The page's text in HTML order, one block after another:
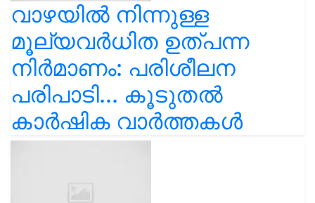
വാഴയിൽ നിന്നുള്ള
മൂല്യവർധിത ഉത്പന്ന
നിർമാണം: പരിശീലന
പരിപാടി... കൂടുതൽ
കാർഷിക വാർത്തകൾ